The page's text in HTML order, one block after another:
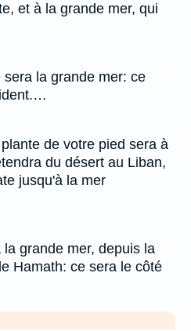
et à la grande mer, qui
la grande mer: ce
de votre pied sera à
du désert au Liban,
jusqu'à la mer
grande mer, depuis la
Hamath: ce sera le côté